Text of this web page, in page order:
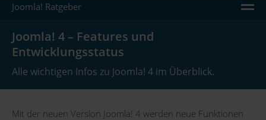
Joomla! Ratgeber
AGENTUR
LEISTUNGEN
Joomla! 4 – Features und
Entwicklungsstatus
Alle wichtigen Infos zu Joomla! 4 im Überblick.
Mit der neuen Version Joomla! 4 werden neue Funktionen